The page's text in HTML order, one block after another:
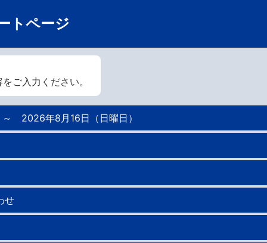
トページ